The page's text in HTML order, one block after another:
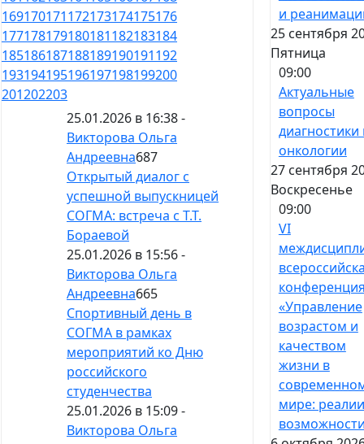
169170171172173174175176
177178179180181182183184
185186187188189190191192
193194195196197198199200
201202203
25.01.2026 в 16:38 -
Викторова Ольга
Андреевна687
Открытый диалог с
успешной выпускницей
СОГМА: встреча с Т.Т.
Бораевой
25.01.2026 в 15:56 -
Викторова Ольга
Андреевна665
Спортивный день в
СОГМА в рамках
мероприятий ко Дню
российского
студенчества
25.01.2026 в 15:09 -
Викторова Ольга
и
25 сентября
Пятница
09:00
Актуальные
вопросы
диагностики
онкологии
27 сентября
Воскресенье
09:00
VI
«Управление
возрастом и
качеством
жизни в
мире: